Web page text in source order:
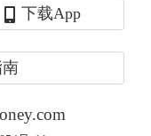
事公会，一
组织。一方
守、薪酬标
董事的人才
下载App